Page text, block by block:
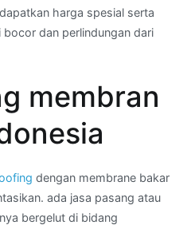
harga spesial serta
dan perlindungan dari
membran
dengan membrane bakar
ada jasa pasang atau
bergelut di bidang